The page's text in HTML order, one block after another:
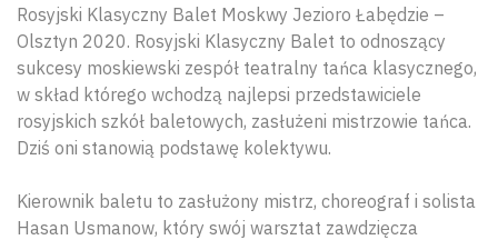
Rosyjski Klasyczny Balet Moskwy Jezioro Łabędzie –
Olsztyn 2020. Rosyjski Klasyczny Balet to odnoszący
sukcesy moskiewski zespół teatralny tańca klasycznego,
w skład którego wchodzą najlepsi przedstawiciele
rosyjskich szkół baletowych, zasłużeni mistrzowie tańca.
Dziś oni stanowią podstawę kolektywu.
Kierownik baletu to zasłużony mistrz, choreograf i solista
Hasan Usmanow, który swój warsztat zawdzięcza